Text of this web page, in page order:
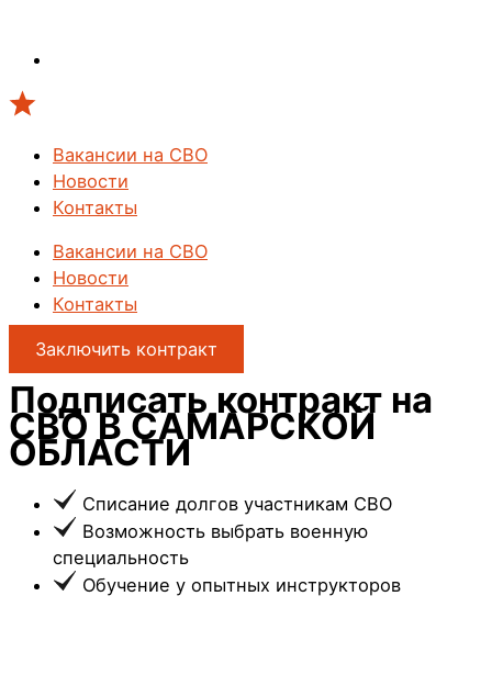
Вакансии на СВО
Новости
Контакты
Вакансии на СВО
Новости
Контакты
Заключить контракт
Подписать контракт на
СВО В САМАРСКОЙ
ОБЛАСТИ
Списание долгов участникам СВО
Возможность выбрать военную
специальность
Обучение у опытных инструкторов